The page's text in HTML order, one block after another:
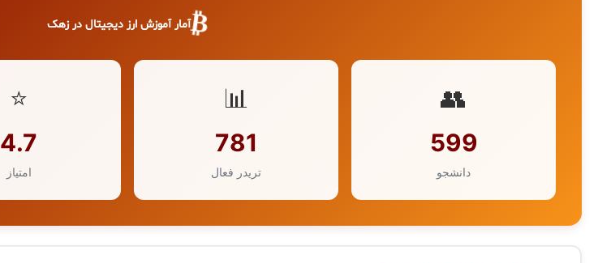
₿آمار آموزش ارز دیجیتال در زهک
👥
599
دانشجو
📊
781
تریدر فعال
⭐
4.7
امتیاز